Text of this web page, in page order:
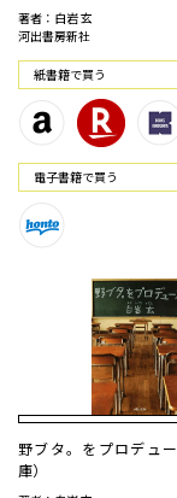
著者：白岩 玄
河出書房新社
紙書籍で買う
電⼦書籍で買う
野ブタ。をプロデュ
庫）